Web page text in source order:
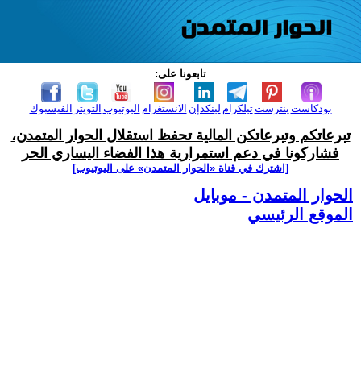
تابعونا على:
الفيسبوك التويتر اليوتيوب الانستغرام لينكدإن تيلكرامبنترست بودكاست
تبرعاتكم وتبرعاتكن المالية تحفظ استقلال الحوار المتمدن،
فشاركونا في دعم استمرارية هذا الفضاء اليساري الحر
[اشترك في قناة ‫«الحوار المتمدن» على اليوتيوب]
الحوار المتمدن - موبايل
الموقع الرئيسي